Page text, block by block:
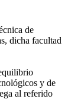
de
dicha facultad
y de
al referido